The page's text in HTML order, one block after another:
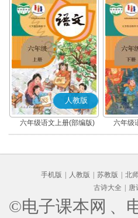
人教版
六年级语文上册(部编版) 六年级
手机版 人教版 苏教版 北
古诗大全
唐
©电子课本网 、